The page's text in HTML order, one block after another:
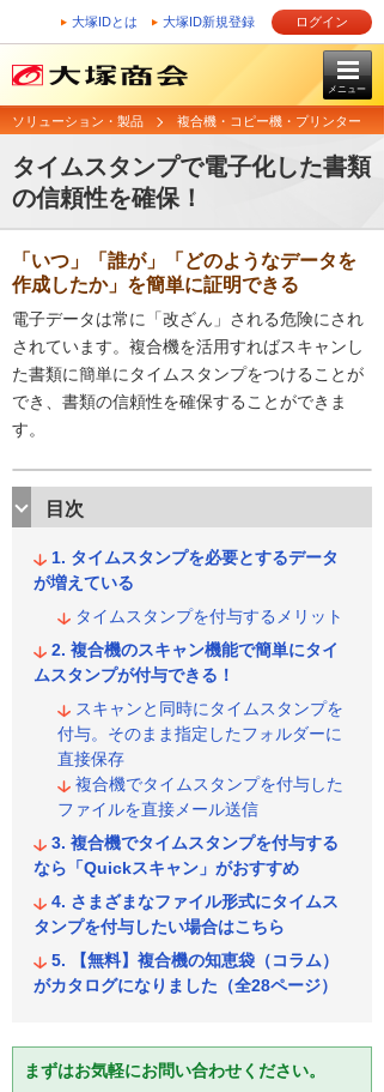
大塚IDとは 大塚ID新規登録 ログイン
メニュー
ソリューション・製品 複合機・コピー機・プリンター
タイムスタンプで電子化した書類
の信頼性を確保！
「いつ」「誰が」「どのようなデータを
作成したか」を簡単に証明できる
電子データは常に「改ざん」される危険にされ
されています。複合機を活用すればスキャンし
た書類に簡単にタイムスタンプをつけることが
でき、書類の信頼性を確保することができま
す。
目次
タイムスタンプを必要とするデータ
が増えている
タイムスタンプを付与するメリット
複合機のスキャン機能で簡単にタイ
ムスタンプが付与できる！
スキャンと同時にタイムスタンプを
付与。そのまま指定したフォルダーに
直接保存
複合機でタイムスタンプを付与した
ファイルを直接メール送信
複合機でタイムスタンプを付与する
なら「Quickスキャン」がおすすめ
さまざまなファイル形式にタイムス
タンプを付与したい場合はこちら
【無料】複合機の知恵袋（コラム）
がカタログになりました（全28ページ）
まずはお気軽にお問い合わせください。